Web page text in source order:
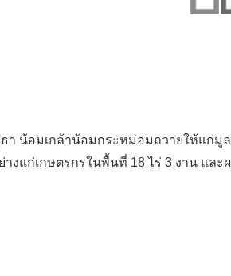
า น้อมเกล้าน้อมกระหม่อมถวายให้แก่มู
แก่เกษตรกรในพื้นที่ 18 ไร่ 3 งาน และ